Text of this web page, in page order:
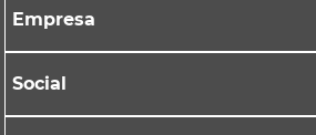
Empresa
Social